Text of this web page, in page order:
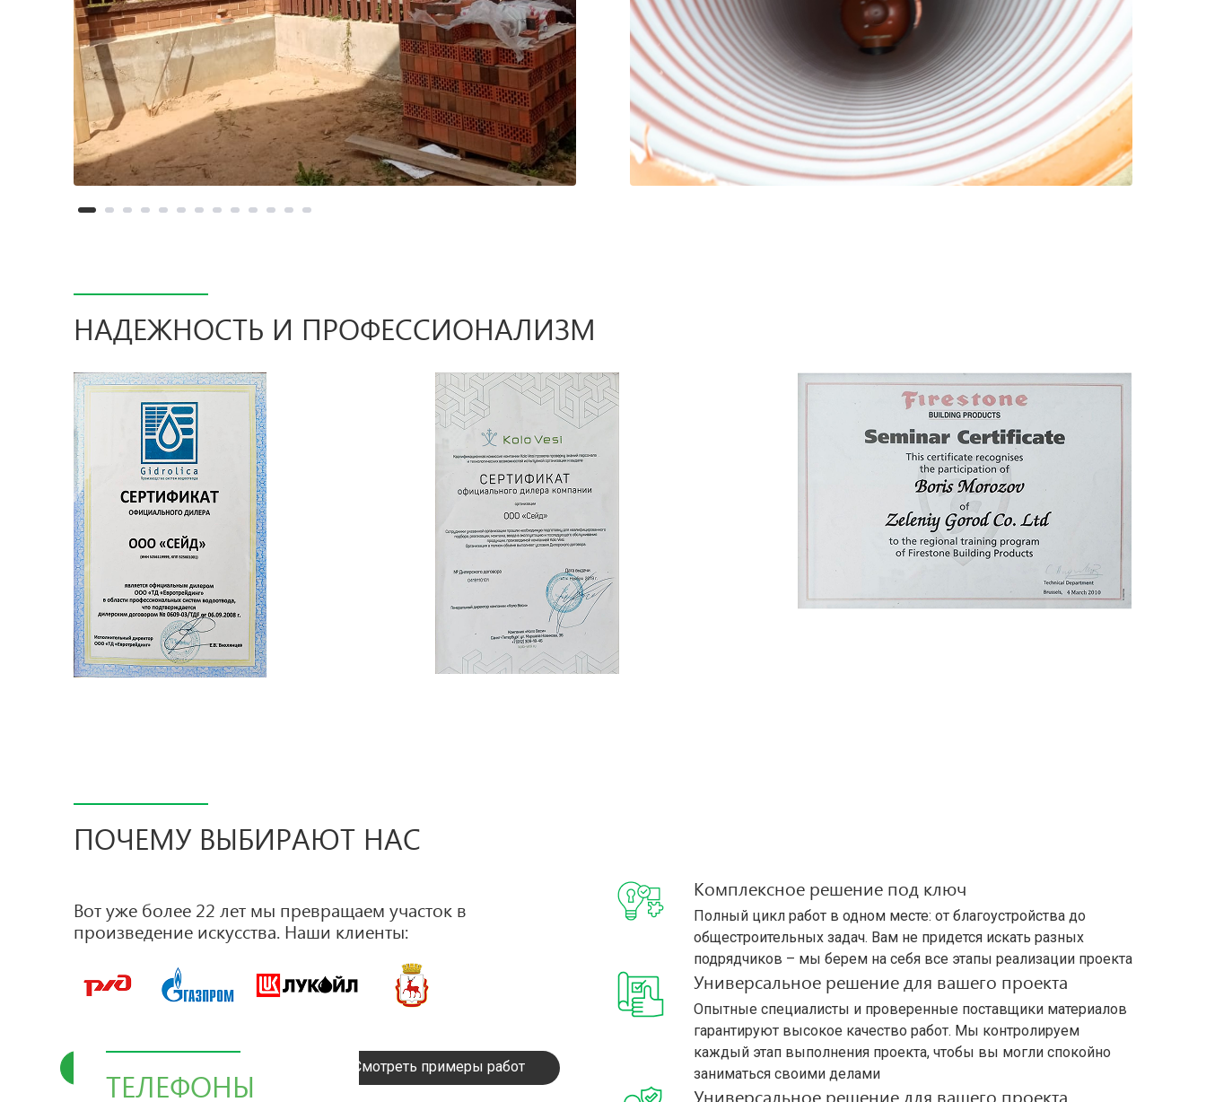
НАДЕЖНОСТЬ И ПРОФЕССИОНАЛИЗМ
ПОЧЕМУ ВЫБИРАЮТ НАС
Вот уже более 22 лет мы превращаем участок в
произведение искусства. Наши клиенты:
Смотреть примеры работ
Комплексное решение под ключ
Полный цикл работ в одном месте: от благоустройства до
общестроительных задач. Вам не придется искать разных
подрядчиков – мы берем на себя все этапы реализации проекта
Универсальное решение для вашего проекта
Опытные специалисты и проверенные поставщики материалов
гарантируют высокое качество работ. Мы контролируем
каждый этап выполнения проекта, чтобы вы могли спокойно
заниматься своими делами
Универсальное решение для вашего проекта
ТЕЛЕФОНЫ